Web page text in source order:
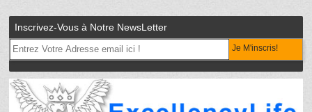
Inscrivez-Vous à Notre NewsLetter
Je M'inscris!